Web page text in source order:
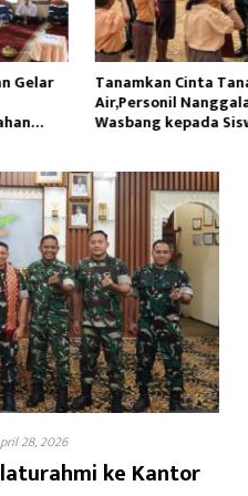
Tanamkan Cinta Tanah
Air,Personil Nanggala Bekali
Wasbang kepada Siswa SD
28, 2026
ke Kantor